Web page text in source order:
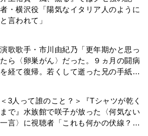
『風、薫る』見上愛「りんの心が病気に
なっていく演技が難しくて。看護は想像
もっと見る